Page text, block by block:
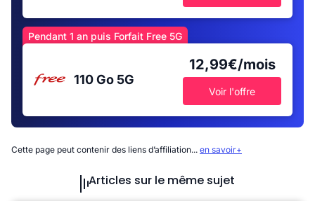
Pendant 1 an puis Forfait Free 5G
110 Go 5G
12,99€/mois
Voir l'offre
Cette page peut contenir des liens d’affiliation... en savoir+
Articles sur le même sujet